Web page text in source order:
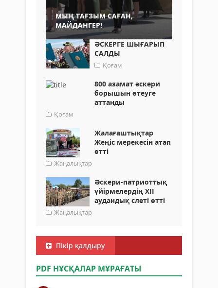
МЫҢ ТАҒЗЫМ САҒАН,
МАЙДАНГЕР!
ӘСКЕРГЕ ШЫҒАРЫП
САЛДЫ
Қоғам
800 азамат әскери
борышын өтеуге
аттанды
Қоғам
Жалағаштықтар
Жеңіс мерекесін атап
өтті
Жаңалықтар
Әскери-патриоттық
үйірмелердің ХІІ
аудандық слеті өтті
Жаңалықтар
Пікір қалдыру
PDF НҰСҚАЛАР МҰРАҒАТЫ